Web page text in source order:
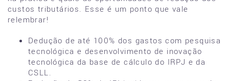
custos tributários. Esse é um ponto que vale
relembrar!
Dedução de até 100% dos gastos com pesquisa
tecnológica e desenvolvimento de inovação
tecnológica da base de cálculo do IRPJ e da
CSLL.